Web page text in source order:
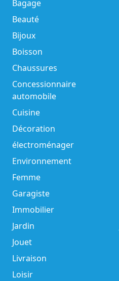
Bagage
Beauté
Bijoux
Boisson
Chaussures
Concessionnaire
automobile
Cuisine
Décoration
électroménager
Environnement
Femme
Garagiste
Immobilier
Jardin
Jouet
Livraison
Loisir